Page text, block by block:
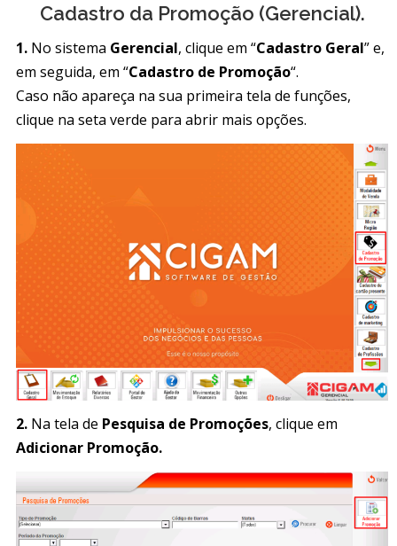
Cadastro da Promoção (Gerencial).
1. No sistema Gerencial, clique em “Cadastro Geral” e,
em seguida, em “Cadastro de Promoção“.
Caso não apareça na sua primeira tela de funções,
clique na seta verde para abrir mais opções.
2. Na tela de Pesquisa de Promoções, clique em
Adicionar Promoção.